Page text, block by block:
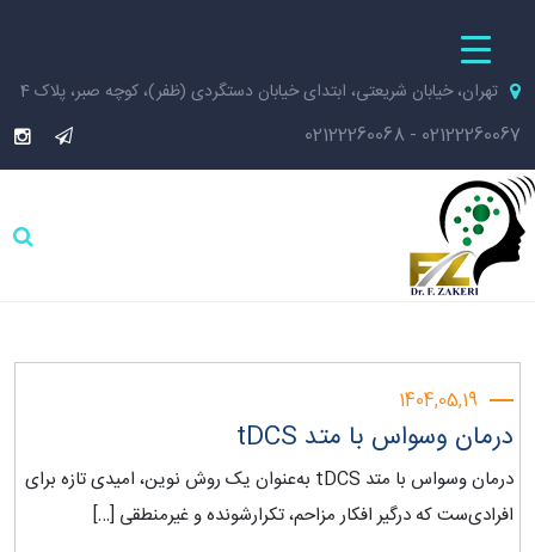
تهران، خیابان شریعتی، ابتدای خیابان دستگردی (ظفر)، کوچه صبر، پلاک 4
02122260067
-
02122260068
1404,05,19
درمان وسواس با متد tDCS‎
درمان وسواس با متد tDCS به‌عنوان یک روش نوین، امیدی تازه برای
افرادی‌ست که درگیر افکار مزاحم، تکرارشونده و غیرمنطقی […]